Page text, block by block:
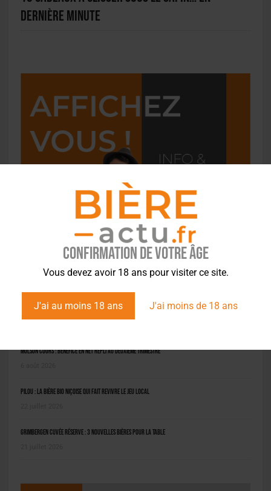
Confirmation de votre âge
Vous devez avoir 18 ans pour visiter ce site.
J'ai au moins 18 ans J'ai moins de 18 ans
dernière minute
Molson Coors : bénéfice en net repli au deuxième trimestre
Pilou : la bière bio niçoise qui fait revivre le jeu local
Grimbergen Cuvée Réserve : 3 nouvelles bières pour la table